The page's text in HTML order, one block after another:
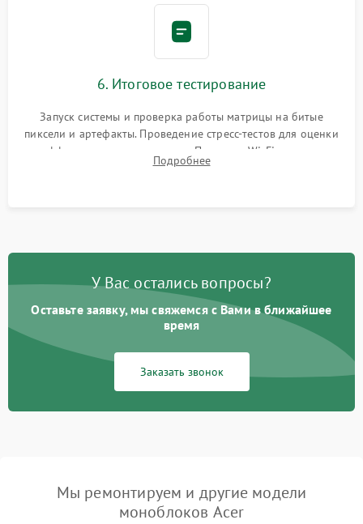
6. Итоговое тестирование
Запуск системы и проверка работы матрицы на битые
пиксели и артефакты. Проведение стресс-тестов для оценки
эффективности охлаждения. Проверка Wi-Fi, камеры,
микрофона и всех портов перед выдачей устройства.
Подробнее
У Вас остались вопросы?
Оставьте заявку, мы свяжемся с Вами в ближайшее
время
Заказать звонок
Мы ремонтируем и другие модели
моноблоков Acer